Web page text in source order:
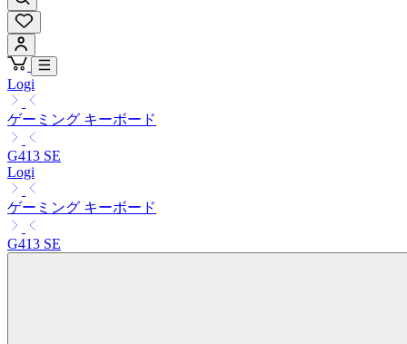
Logi
ゲーミング キーボード
G413 SE
Logi
ゲーミング キーボード
G413 SE